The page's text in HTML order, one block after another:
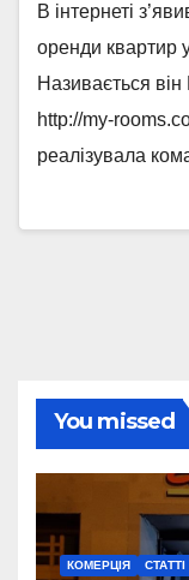
В інтернеті
оренди квартир
Називається
http://my-
реалізувала
You missed
КОМЕРЦІЯ СТАТТІ